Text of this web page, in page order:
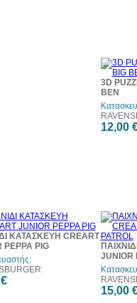
3D
BEN
12,00
ΚΑΤΑΣΚΕΥΗ CREART
PEPPA PIG
JUNIOR
15,00